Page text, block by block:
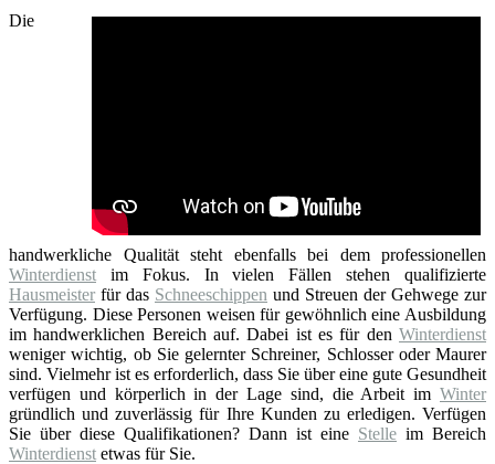
Die
handwerkliche Qualität steht ebenfalls bei dem professionellen
Winterdienst im Fokus. In vielen Fällen stehen qualifizierte
Hausmeister für das Schneeschippen und Streuen der Gehwege zur
Verfügung. Diese Personen weisen für gewöhnlich eine Ausbildung
im handwerklichen Bereich auf. Dabei ist es für den Winterdienst
weniger wichtig, ob Sie gelernter Schreiner, Schlosser oder Maurer
sind. Vielmehr ist es erforderlich, dass Sie über eine gute Gesundheit
verfügen und körperlich in der Lage sind, die Arbeit im Winter
gründlich und zuverlässig für Ihre Kunden zu erledigen. Verfügen
Sie über diese Qualifikationen? Dann ist eine Stelle im Bereich
Winterdienst etwas für Sie.